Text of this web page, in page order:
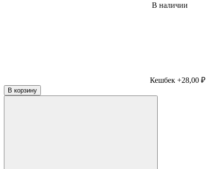
В наличии
Кешбек +28,00 ₽
В корзину